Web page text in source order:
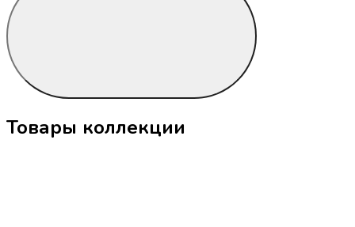
Товары коллекции